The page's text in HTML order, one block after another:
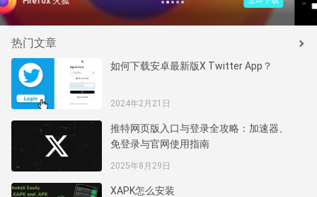
热门文章
如何下载安卓最新版X Twitter App？
2024年2月21日
推特网页版入口与登录全攻略：加速器、
免登录与官网使用指南
2025年8月29日
XAPK怎么安装